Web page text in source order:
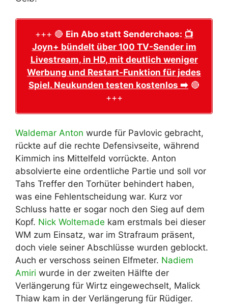
+++ 🔴 Ein Abo statt Senderchaos: 📺
Joyn+ bündelt über 100 TV-Sender im
Livestream, in HD, mit deutlich weniger
Werbung und Restart-Funktion für jedes
Spiel. Neukunden testen kostenlos ➡️ 🔴
+++
Waldemar Anton wurde für Pavlovic gebracht,
rückte auf die rechte Defensivseite, während
Kimmich ins Mittelfeld vorrückte. Anton
absolvierte eine ordentliche Partie und soll vor
Tahs Treffer den Torhüter behindert haben,
was eine Fehlentscheidung war. Kurz vor
Schluss hatte er sogar noch den Sieg auf dem
Kopf. Nick Woltemade kam erstmals bei dieser
WM zum Einsatz, war im Strafraum präsent,
doch viele seiner Abschlüsse wurden geblockt.
Auch er verschoss seinen Elfmeter. Nadiem
Amiri wurde in der zweiten Hälfte der
Verlängerung für Wirtz eingewechselt, Malick
Thiaw kam in der Verlängerung für Rüdiger.